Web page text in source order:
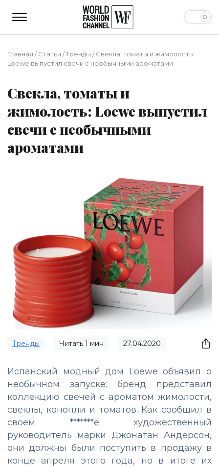
Главная /Статьи /Тренды /Свекла, томаты и жимолость:
Loewe выпустил свечи с необычными ароматами
Свекла, томаты и
жимолость: Loewe выпустил
свечи с необычными
ароматами
Тренды Читать 1 мин 27.04.2020
Испанский модный дом Loewe объявил о
необычном запуске: бренд представил
коллекцию свечей с ароматом жимолости,
свеклы, конопли и томатов. Как сообщил в
своем *******е художественный
руководитель марки Джонатан Андерсон,
они должны были поступить в продажу в
конце апреля этого года, но в итоге их